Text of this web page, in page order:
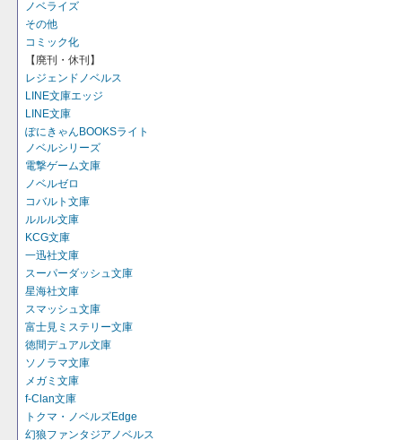
ノベライズ
その他
コミック化
【廃刊・休刊】
レジェンドノベルス
LINE文庫エッジ
LINE文庫
ぽにきゃんBOOKSライト
ノベルシリーズ
電撃ゲーム文庫
ノベルゼロ
コバルト文庫
ルルル文庫
KCG文庫
一迅社文庫
スーパーダッシュ文庫
星海社文庫
スマッシュ文庫
富士見ミステリー文庫
徳間デュアル文庫
ソノラマ文庫
メガミ文庫
f-Clan文庫
トクマ・ノベルズEdge
幻狼ファンタジアノベルス